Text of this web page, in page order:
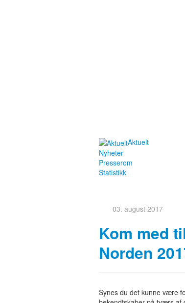
Aktuelt
Nyheter
Presserom
Statistikk
03. august 2017
Kom med
Norden
Synes du det kunne være